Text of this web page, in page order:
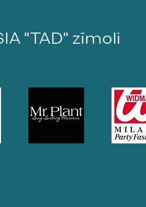
"TAD" zīmoli